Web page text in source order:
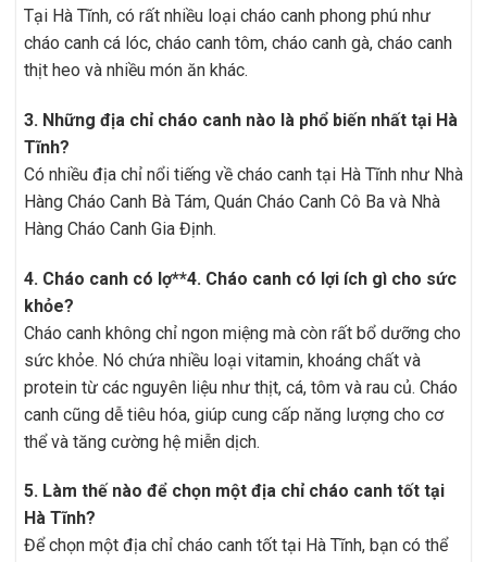
Tại Hà Tĩnh, có rất nhiều loại cháo canh phong phú như
cháo canh cá lóc, cháo canh tôm, cháo canh gà, cháo canh
thịt heo và nhiều món ăn khác.
3. Những địa chỉ cháo canh nào là phổ biến nhất tại Hà
Tĩnh?
Có nhiều địa chỉ nổi tiếng về cháo canh tại Hà Tĩnh như Nhà
Hàng Cháo Canh Bà Tám, Quán Cháo Canh Cô Ba và Nhà
Hàng Cháo Canh Gia Định.
4. Cháo canh có lợ**4. Cháo canh có lợi ích gì cho sức
khỏe?
Cháo canh không chỉ ngon miệng mà còn rất bổ dưỡng cho
sức khỏe. Nó chứa nhiều loại vitamin, khoáng chất và
protein từ các nguyên liệu như thịt, cá, tôm và rau củ. Cháo
canh cũng dễ tiêu hóa, giúp cung cấp năng lượng cho cơ
thể và tăng cường hệ miễn dịch.
5. Làm thế nào để chọn một địa chỉ cháo canh tốt tại
Hà Tĩnh?
Để chọn một địa chỉ cháo canh tốt tại Hà Tĩnh, bạn có thể